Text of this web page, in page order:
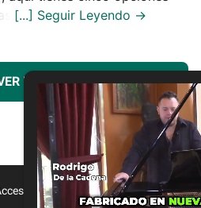
MÁS
a ProveedoresContacto